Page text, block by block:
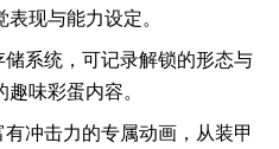
现与能力设定。
系统，可记录解锁的形态与
味彩蛋内容。
冲击力的专属动画，从装甲